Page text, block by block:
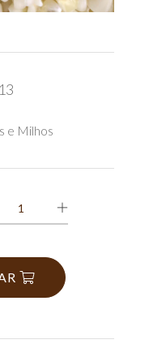
e Milhos